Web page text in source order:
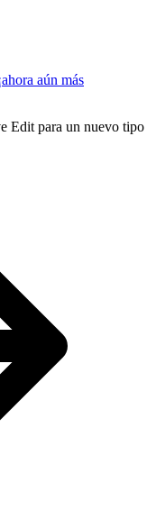
aún más
Edit para un nuevo tipo